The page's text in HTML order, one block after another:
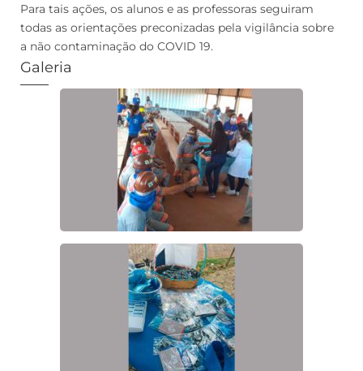
Para tais ações, os alunos e as professoras seguiram
todas as orientações preconizadas pela vigilância sobre
a não contaminação do COVID 19.
Galeria